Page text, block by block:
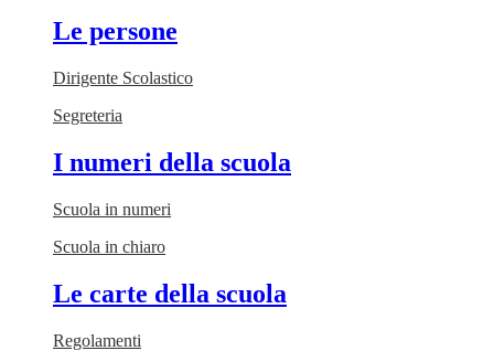
Le persone
Dirigente Scolastico
Segreteria
I numeri della scuola
Scuola in numeri
Scuola in chiaro
Le carte della scuola
Regolamenti